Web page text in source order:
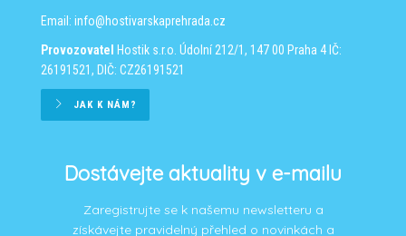
Email: info@hostivarskaprehrada.cz
Provozovatel
Hostik s.r.o. Údolní 212/1, 147 00 Praha 4 IČ:
26191521, DIČ: CZ26191521
JAK K NÁM?
Dostávejte aktuality v e-mailu
Zaregistrujte se k našemu newsletteru a
získávejte pravidelný přehled o novinkách a